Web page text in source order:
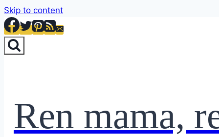
Skip to content
Ren mama,